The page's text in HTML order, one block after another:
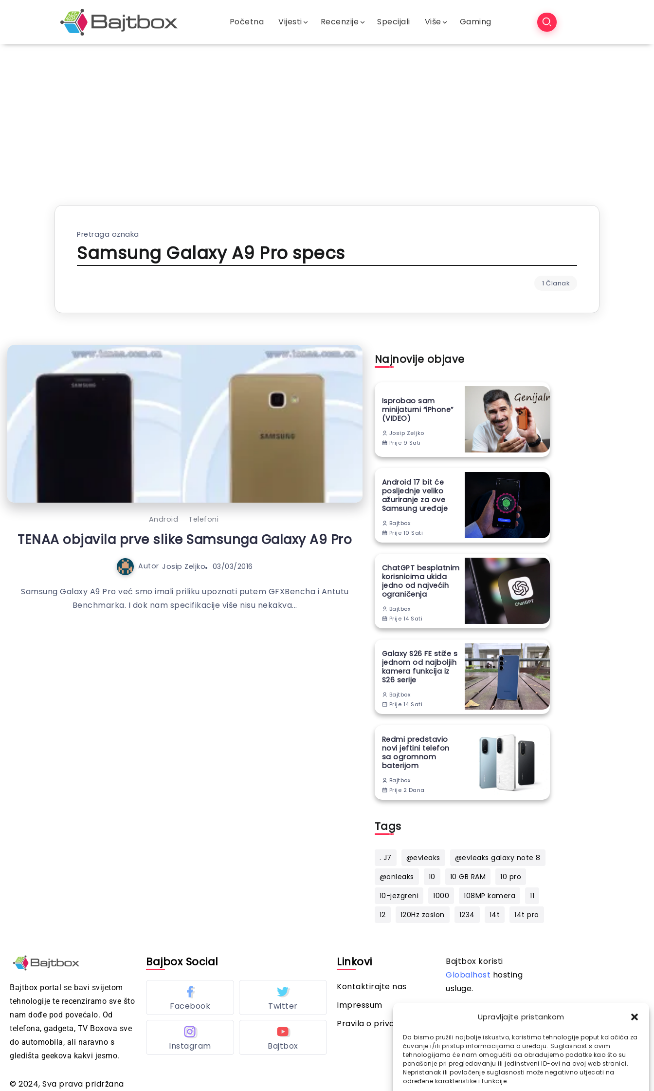
Upravljajte pristankom
Da bismo pružili najbolje iskustvo, koristimo tehnologije poput kolačića za
čuvanje i/ili pristup informacijama o uređaju. Suglasnost s ovim
tehnologijama će nam omogućiti da obrađujemo podatke kao što su
ponašanje pri pregledavanju ili jedinstveni ID-ovi na ovoj web stranici.
Nepristanak ili povlačenje suglasnosti može negativno utjecati na
određene karakteristike i funkcije.
Početna Vijesti Recenzije Specijali Više Gaming
Pretraga oznaka
Samsung Galaxy A9 Pro specs
1 Članak
Android Telefoni
TENAA objavila prve slike Samsunga Galaxy A9 Pro
Autor Josip Zeljko 03/03/2016
Samsung Galaxy A9 Pro već smo imali priliku upoznati putem GFXBencha i Antutu
Benchmarka. I dok nam specifikacije više nisu nekakva...
Najnovije objave
Isprobao sam
minijaturni “iPhone”
(VIDEO)
Josip Zeljko
Prije 9 Sati
Android 17 bit će
posljednje veliko
ažuriranje za ove
Samsung uređaje
Bajtbox
Prije 10 Sati
ChatGPT besplatnim
korisnicima ukida
jedno od najvećih
ograničenja
Bajtbox
Prije 14 Sati
Galaxy S26 FE stiže s
jednom od najboljih
kamera funkcija iz
S26 serije
Bajtbox
Prije 14 Sati
Redmi predstavio
novi jeftini telefon
sa ogromnom
baterijom
Bajtbox
Prije 2 Dana
Tags
. J7 @evleaks
@evleaks galaxy note 8
@onleaks
10 10 GB RAM
10 pro
10-jezgreni
1000 108MP kamera
11
12
120Hz zaslon 1234 14t 14t pro
Bajtbox portal se bavi svijetom
tehnologije te recenziramo sve što
nam dođe pod povećalo. Od
telefona, gadgeta, TV Boxova sve
do automobila, ali naravno s
gledišta geekova kakvi jesmo.
© 2024, Sva prava pridržana
Bajbox Social
Facebook Twitter
Instagram Bajtbox
Linkovi
Kontaktirajte nas
Impressum
Pravila o privatnosti
Bajtbox koristi
Globalhost hosting
usluge.